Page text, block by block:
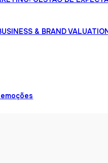
& BRAND